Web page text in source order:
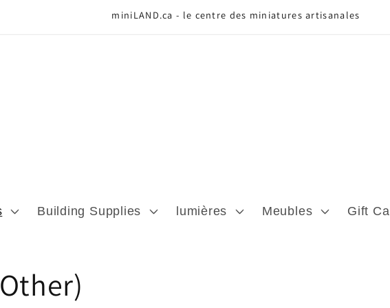
miniLAND.ca - le centre des miniatures artisanales
Building Supplies lumières Meubles Gift